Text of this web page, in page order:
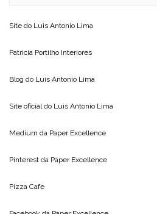
Site do Luis Antonio Lima
Patricia Portilho Interiores
Blog do Luis Antonio Lima
Site oficial do Luis Antonio Lima
Medium da Paper Excellence
Pinterest da Paper Excellence
Pizza Cafe